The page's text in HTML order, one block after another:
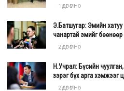
Өнөөдөр хууль сахиулах
тухайд нь тодорхой, шударга
байна. Үүний улмаас хэвлэл
итгэхэд бэрх болсон. Эцэст нь
мэдэхгүй байдалд хүрээд байна.
1 ӨДӨР ӨМНӨ
Э.Батшугар: Эмийн
чанартай эмийг
2 ӨДӨР ӨМНӨ
Н.Учрал: Бүсийн
зэрэг бүх арга хэмжээг
2 ӨДӨР ӨМНӨ